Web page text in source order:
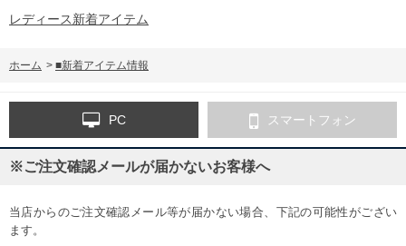
レディース新着アイテム
ホーム > ■新着アイテム情報
PC スマートフォン
※ご注文確認メールが届かないお客様へ
当店からのご注文確認メール等が届かない場合、下記の可能性がござい
ます。